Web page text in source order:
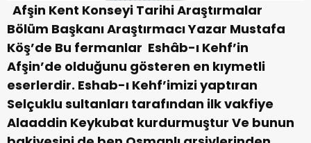
Afşin Kent Konseyi Tarihi Araştırmalar
Bölüm Başkanı Araştırmacı Yazar Mustafa
Köş’de Bu fermanlar Eshâb-ı Kehf’in
Afşin’de olduğunu gösteren en kıymetli
eserlerdir. Eshab-ı Kehf’imizi yaptıran
Selçuklu sultanları tarafından ilk vakfiye
Alaaddin Keykubat kurdurmuştur Ve bunun